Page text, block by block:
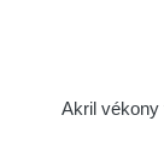
Akril vékony